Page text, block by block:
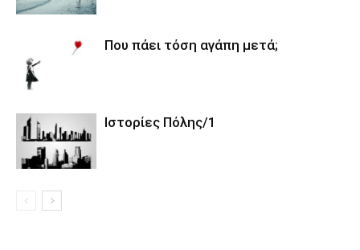
Που πάει τόση αγάπη μετά;
Ιστορίες Πόλης/1